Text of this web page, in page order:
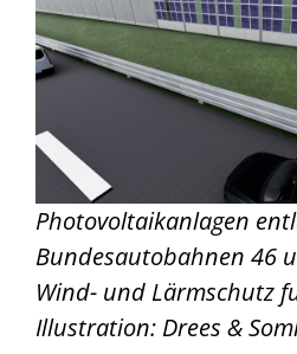
Photovoltaikanlagen
Bundesautobahnen 46
Wind- und Lärmschutz
Illustration: Drees &